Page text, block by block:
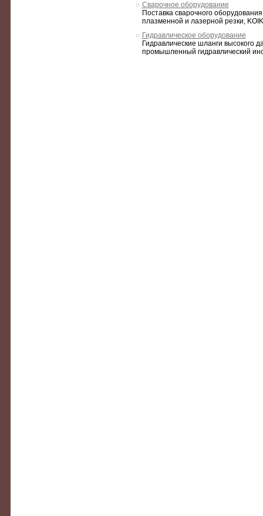
Сварочное оборудование
Поставка сварочного
плазменной и лазерной резки,
Гидравлическое оборудование
Гидравлические шланги высокого
промышленный гидравлический